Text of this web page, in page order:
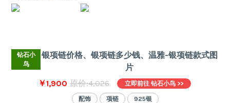
钻石小
鸟
银项链价格、银项链多少钱、温雅-银项链款式图
片
￥1,900 原价:4,026 立即前往 钻石小鸟 >>
配饰 项链 925银